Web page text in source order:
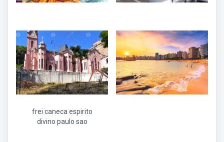
frei caneca espirito
divino paulo sao